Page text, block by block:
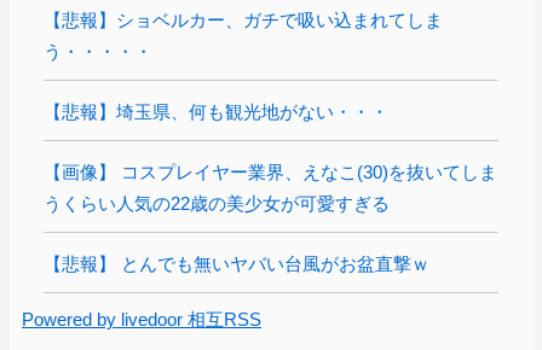
【悲報】ショベルカー、ガチで吸い込まれてしま
う・・・・・
【悲報】埼玉県、何も観光地がない・・・
【画像】 コスプレイヤー業界、えなこ(30)を抜いてしま
うくらい人気の22歳の美少女が可愛すぎる
【悲報】 とんでも無いヤバい台風がお盆直撃ｗ
Powered by livedoor 相互RSS